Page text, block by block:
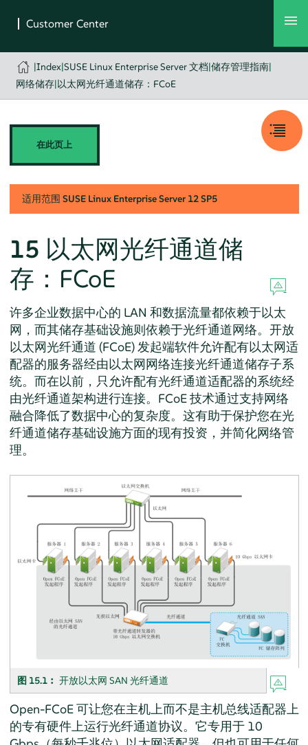
|Index|SUSE Linux Enterprise Server 文档|储存管理指南|
网络储存|以太网光纤通道储存：FCoE
在此页上
适用范围 SUSE Linux Enterprise Server 12 SP5
15 以太网光纤通道储
存：FCoE
许多企业数据中心的 LAN 和数据流量都依赖于以太
网，而其储存基础设施则依赖于光纤通道网络。开放
以太网光纤通道 (FCoE) 发起端软件允许配有以太网适
配器的服务器经由以太网网络连接光纤通道储存子系
统。而在以前，只允许配有光纤通道适配器的系统经
由光纤通道架构进行连接。FCoE 技术通过支持网络
融合降低了数据中心的复杂度。这有助于保护您在光
纤通道储存基础设施方面的现有投资，并简化网络管
理。
图 15.1︰ 开放以太网 SAN 光纤通道
Open-FCoE 可让您在主机上而不是主机总线适配器上
的专有硬件上运行光纤通道协议。它专用于 10